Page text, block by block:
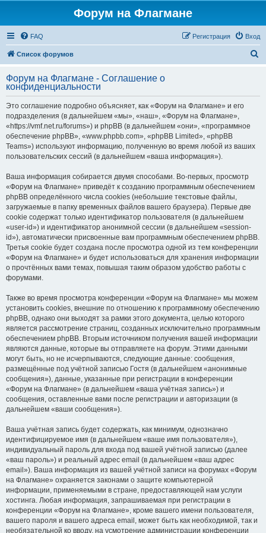
Форум на Флагмане
FAQ Вход
Регистрация
Список форумов
с
Форум на Флагмане - Соглашение о
конфиденциальности
Это соглашение подробно объясняет, как «Форум на Флагмане» и его
подразделения (в дальнейшем «мы», «наш», «Форум на Флагмане»,
«https://vmf.net.ru/forums») и phpBB (в дальнейшем «они», «программное
обеспечение phpBB», «www.phpbb.com», «phpBB Limited», «phpBB
Teams») используют информацию, полученную во время любой из ваших
пользовательских сессий (в дальнейшем «ваша информация»).
Ваша информация собирается двумя способами. Во-первых, просмотр
«Форум на Флагмане» приведёт к созданию программным обеспечением
phpBB определённого числа cookies (небольшие текстовые файлы,
загружаемые в папку временных файлов вашего браузера). Первые две
cookie содержат только идентификатор пользователя (в дальнейшем
«user-id») и идентификатор анонимной сессии (в дальнейшем «session-
id»), автоматически присвоенные вам программным обеспечением phpBB.
Третья cookie будет создана после просмотра одной из тем конференции
«Форум на Флагмане» и будет использоваться для хранения информации
о прочтённых вами темах, повышая таким образом удобство работы с
форумами.
Также во время просмотра конференции «Форум на Флагмане» мы можем
установить cookies, внешние по отношению к программному обеспечению
phpBB, однако они выходят за рамки этого документа, целью которого
является рассмотрение страниц, созданных исключительно программным
обеспечением phpBB. Вторым источником получения вашей информации
являются данные, которые вы отправляете на форум. Этими данными
могут быть, но не исчерпываются, следующие данные: сообщения,
размещённые под учётной записью Гостя (в дальнейшем «анонимные
сообщения»), данные, указанные при регистрации в конференции
«Форум на Флагмане» (в дальнейшем «ваша учётная запись») и
сообщения, оставленные вами после регистрации и авторизации (в
дальнейшем «ваши сообщения»).
Ваша учётная запись будет содержать, как минимум, однозначно
идентифицируемое имя (в дальнейшем «ваше имя пользователя»),
индивидуальный пароль для входа под вашей учётной записью (далее
«ваш пароль») и реальный адрес email (в дальнейшем «ваш адрес
email»). Ваша информация из вашей учётной записи на форумах «Форум
на Флагмане» охраняется законами о защите компьютерной
информации, применяемыми в стране, предоставляющей нам услуги
хостинга. Любая информация, запрашиваемая при регистрации в
конференции «Форум на Флагмане», кроме вашего имени пользователя,
вашего пароля и вашего адреса email, может быть как необходимой, так и
необязательной ко вводу, на усмотрение администрации конференции